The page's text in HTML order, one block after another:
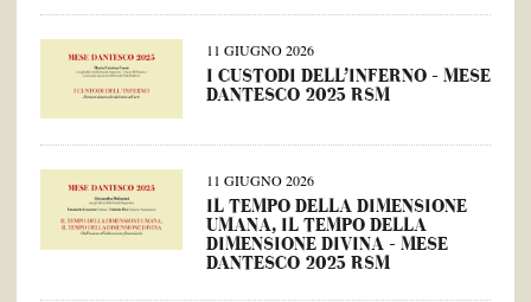
11 GIUGNO 2026
I CUSTODI DELL’INFERNO – MESE
DANTESCO 2025 RSM
11 GIUGNO 2026
IL TEMPO DELLA DIMENSIONE
UMANA, IL TEMPO DELLA
DIMENSIONE DIVINA – MESE
DANTESCO 2025 RSM